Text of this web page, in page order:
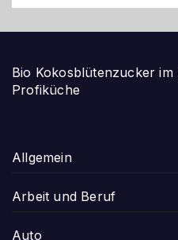
Bio Kokosblütenzucker
Profiküche
Allgemein
Arbeit und Beruf
Auto